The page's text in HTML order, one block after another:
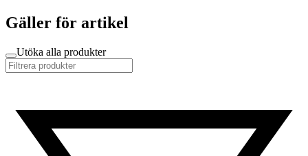
Gäller för artikel
Utöka alla produkter